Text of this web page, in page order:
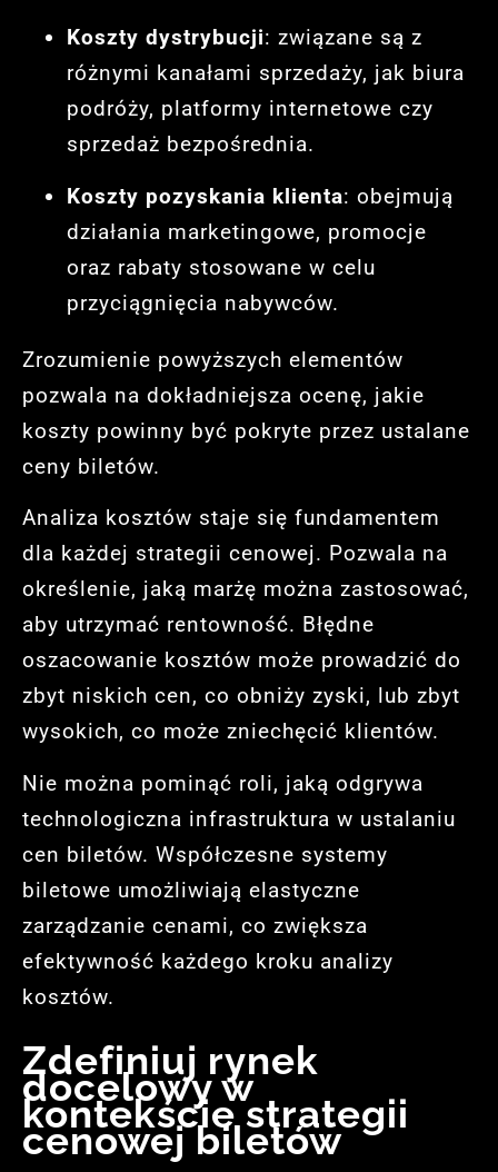
Koszty dystrybucji: związane są z
różnymi kanałami sprzedaży, jak biura
podróży, platformy internetowe czy
sprzedaż bezpośrednia.
Koszty pozyskania klienta: obejmują
działania marketingowe, promocje
oraz rabaty stosowane w celu
przyciągnięcia nabywców.
Zrozumienie powyższych elementów
pozwala na dokładniejsza ocenę, jakie
koszty powinny być pokryte przez ustalane
ceny biletów.
Analiza kosztów staje się fundamentem
dla każdej strategii cenowej. Pozwala na
określenie, jaką marżę można zastosować,
aby utrzymać rentowność. Błędne
oszacowanie kosztów może prowadzić do
zbyt niskich cen, co obniży zyski, lub zbyt
wysokich, co może zniechęcić klientów.
Nie można pominąć roli, jaką odgrywa
technologiczna infrastruktura w ustalaniu
cen biletów. Współczesne systemy
biletowe umożliwiają elastyczne
zarządzanie cenami, co zwiększa
efektywność każdego kroku analizy
kosztów.
Zdefiniuj rynek
docelowy w
kontekście strategii
cenowej biletów